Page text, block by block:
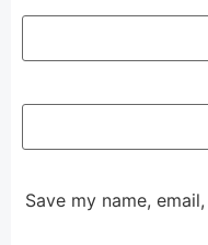
Save my name,